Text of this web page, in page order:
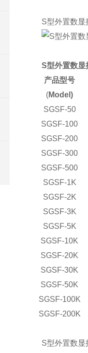
S型外置数显
S型外置数显
产品型号
(Model)
SGSF-50
SGSF-100
SGSF-200
SGSF-300
SGSF-500
SGSF-1K
SGSF-2K
SGSF-3K
SGSF-5K
SGSF-10K
SGSF-20K
SGSF-30K
SGSF-50K
SGSF-100K
SGSF-200K
S型外置数显